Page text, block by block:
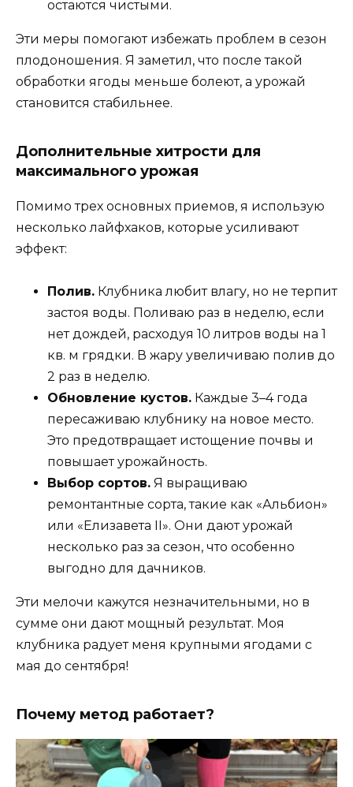
остаются чистыми.
Эти меры помогают избежать проблем в сезон
плодоношения. Я заметил, что после такой
обработки ягоды меньше болеют, а урожай
становится стабильнее.
Дополнительные хитрости для
максимального урожая
Помимо трех основных приемов, я использую
несколько лайфхаков, которые усиливают
эффект:
Полив. Клубника любит влагу, но не терпит
застоя воды. Поливаю раз в неделю, если
нет дождей, расходуя 10 литров воды на 1
кв. м грядки. В жару увеличиваю полив до
2 раз в неделю.
Обновление кустов. Каждые 3–4 года
пересаживаю клубнику на новое место.
Это предотвращает истощение почвы и
повышает урожайность.
Выбор сортов. Я выращиваю
ремонтантные сорта, такие как «Альбион»
или «Елизавета II». Они дают урожай
несколько раз за сезон, что особенно
выгодно для дачников.
Эти мелочи кажутся незначительными, но в
сумме они дают мощный результат. Моя
клубника радует меня крупными ягодами с
мая до сентября!
Почему метод работает?